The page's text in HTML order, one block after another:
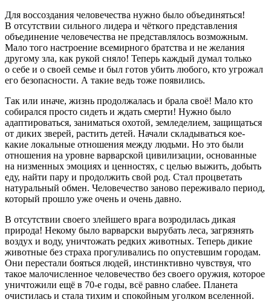
Для воссоздания человечества нужно было объединяться!
В отсутствии сильного лидера и чёткого представления
объединение человечества не представлялось возможным.
Мало того настроение всемирного братства и не желания
другому зла, как рукой сняло! Теперь каждый думал только
о себе и о своей семье и был готов убить любого, кто угрожал
его безопасности. А такие ведь тоже появились.
Так или иначе, жизнь продолжалась и брала своё! Мало кто
собирался просто сидеть и ждать смерти! Нужно было
адаптироваться, заниматься охотой, земледелием, защищаться
от диких зверей, растить детей. Начали складываться кое-
какие локальные отношения между людьми. Но это были
отношения на уровне варварской цивилизации, основанные
на низменных эмоциях и ценностях, с целью выжить, добыть
еду, найти пару и продолжить свой род. Стал процветать
натуральный обмен. Человечество заново переживало период,
который прошло уже очень и очень давно.
В отсутствии своего злейшего врага возродилась дикая
природа! Некому было варварски вырубать леса, загрязнять
воздух и воду, уничтожать редких животных. Теперь дикие
животные без страха прогуливались по опустевшим городам.
Они перестали бояться людей, инстинктивно чувствуя, что
такое малочисленное человечество без своего оружия, которое
уничтожили ещё в 70-е годы, всё равно слабее. Планета
очистилась и стала тихим и спокойным уголком вселенной.